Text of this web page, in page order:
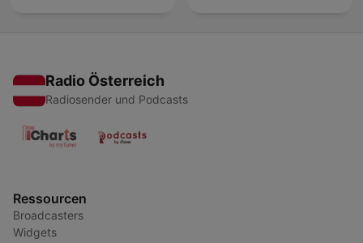
Radio Österreich
Radiosender und Podcasts
Ressourcen
Broadcasters
Widgets